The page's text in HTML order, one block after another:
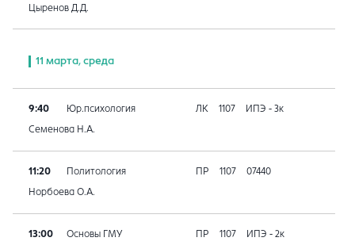
Цыренов Д.Д.
11 марта, среда
9:40 Юр.психология ЛК 1107 ИПЭ - 3к
Семенова Н.А.
11:20 Политология ПР 1107 07440
Норбоева О.А.
13:00 Основы ГМУ ПР 1107 ИПЭ - 2к